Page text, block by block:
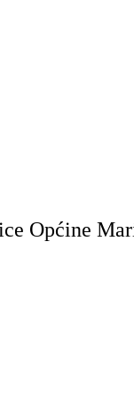
Općine